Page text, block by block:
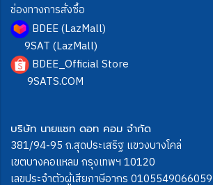
ช่องทางการสั่งซื้อ
BDEE (LazMall)
9SAT (LazMall)
BDEE_Official Store
9SATS.COM
บริษัท นายแซท ดอท คอม จำกัด
381/94-95 ถ.สุดประเสริฐ แขวงบางโคล่
เขตบางคอแหลม กรุงเทพฯ 10120
เลขประจำตัวผู้เสียภาษีอากร 0105549066059